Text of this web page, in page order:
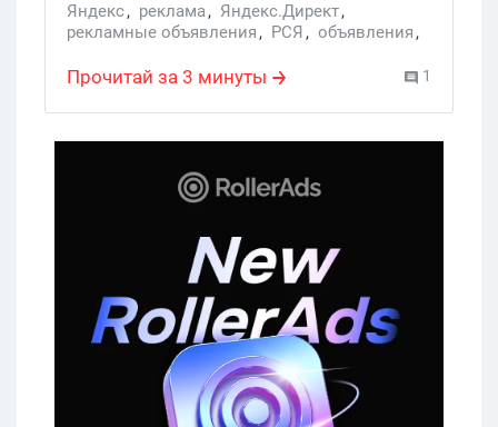
Яндекс, реклама, Яндекс.Директ,
рекламные объявления, РСЯ , объявления,
Прочитай за 3 минуты 1